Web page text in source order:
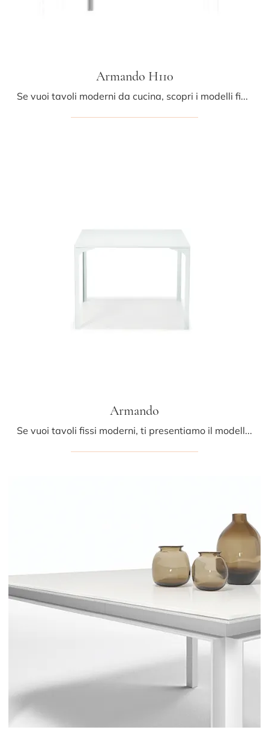
Armando H110
Se vuoi tavoli moderni da cucina, scopri i modelli fissi di Midj: clicca e scopri il modello Armando H110 in metallo.
Armando
Se vuoi tavoli fissi moderni, ti presentiamo il modello da cucina in metallo Armando della marca Midj.